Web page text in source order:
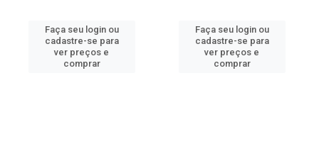
Faça seu login ou
cadastre-se para
ver preços e
comprar
Faça seu login ou
cadastre-se para
ver preços e
comprar